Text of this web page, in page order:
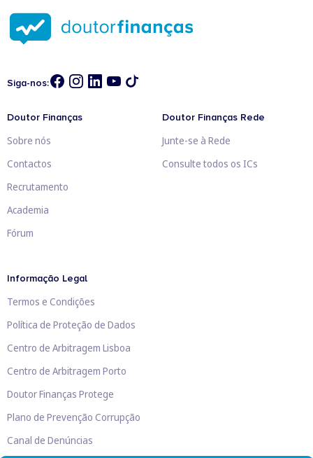
Siga-nos:
Doutor Finanças
Sobre nós
Contactos
Recrutamento
Academia
Fórum
Doutor Finanças Rede
Junte-se à Rede
Consulte todos os ICs
Informação Legal
Termos e Condições
Política de Proteção de Dados
Centro de Arbitragem Lisboa
Centro de Arbitragem Porto
Doutor Finanças Protege
Plano de Prevenção Corrupção
Canal de Denúncias